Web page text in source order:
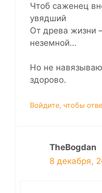
Чтоб саженец
увядший
От древа жизни
неземной…
Но не
здорово.
Войдите, чтобы
TheBogdan
8 декабря,